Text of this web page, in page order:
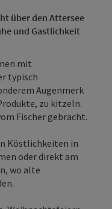
über den Attersee
und Gastlichkeit
mit
typisch
Augenmerk
zu kitzeln.
Fischer gebracht.
Köstlichkeiten in
oder direkt am
wo alte